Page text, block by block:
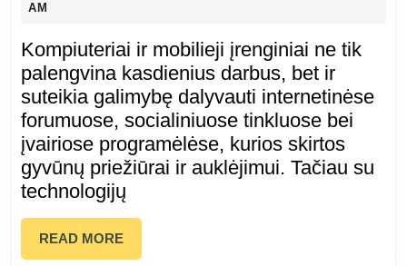
Nariai
Ieško
AM
Kompiuteriai ir mobilieji įrenginiai ne tik
palengvina kasdienius darbus, bet ir
suteikia galimybę dalyvauti internetinėse
forumuose, socialiniuose tinkluose bei
įvairiose programėlėse, kurios skirtos
gyvūnų priežiūrai ir auklėjimui. Tačiau su
technologijų
READ MOREREAD
MORE